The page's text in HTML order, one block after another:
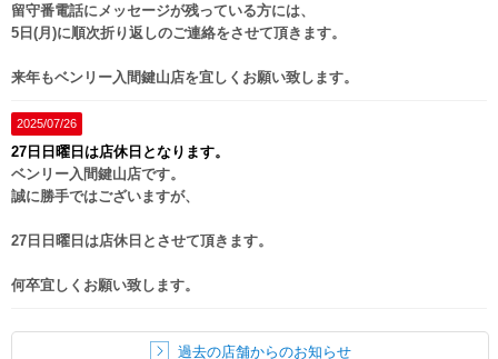
留守番電話にメッセージが残っている方には、
5日(月)に順次折り返しのご連絡をさせて頂きます。
来年もベンリー入間鍵山店を宜しくお願い致します。
2025/07/26
27日日曜日は店休日となります。
ベンリー入間鍵山店です。
誠に勝手ではございますが、
27日日曜日は店休日とさせて頂きます。
何卒宜しくお願い致します。
過去の店舗からのお知らせ